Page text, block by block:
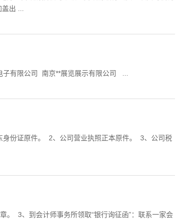
出 ...
有限公司 南京**展览展示有限公司 ...
份证原件。 2、公司营业执照正本原件。 3、公司税
。 3、到会计师事务所领取“银行询征函”：联系一家会